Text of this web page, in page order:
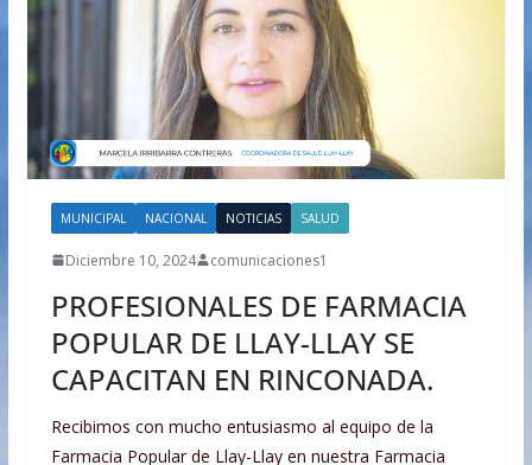
MUNICIPAL NACIONAL NOTICIAS SALUD
Diciembre 10, 2024 comunicaciones1
PROFESIONALES DE FARMACIA
POPULAR DE LLAY-LLAY SE
CAPACITAN EN RINCONADA.
Recibimos con mucho entusiasmo al equipo de la
Farmacia Popular de Llay-Llay en nuestra Farmacia